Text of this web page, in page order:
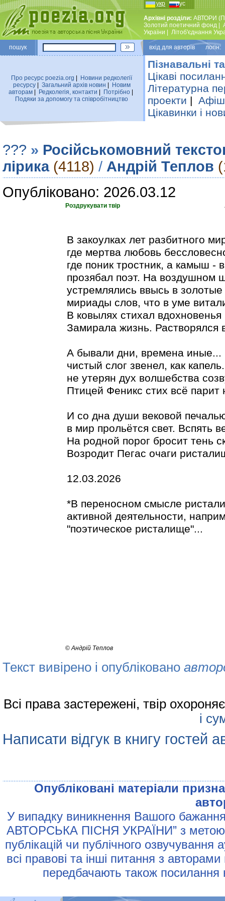
укр рус
Архівні розділи: АВТОРИ
Золотий поетичний фонд
України
Лiтоб'єднання
пошук вхiд для авторiв логін:
Про ресурс poezia.org
Новини редколегiї
ресурсу| Загальний архiв новин
Новим
авторам
Редколегiя, контакти Потрiбно
Подяки за допомогу та співробітництво
Пізнавальні
Цікаві
Літературна
проекти |
Цікавинки і
??? » Російськомовний
лірика (4118) / Андрій Теплов
Опубліковано: 2026.03.12
Роздрукувати твір
В закоулках лет разбитного
где мертва любовь
где поник тростник, а камыш -
прозябал поэт. На воздушном
устремлялись ввысь в
мириады слов, что в уме
В ковылях стихал вдохновенья
Замирала жизнь. Растворялся
А бывали дни, времена иные...
чистый слог звенел, как
не утерян дух волшебства
Птицей Феникс стих всё парит
И со дна души вековой
в мир прольётся свет. Вспять
На родной порог бросит тень
Возродит Пегас очаги
12.03.2026
*В переносном смысле
активной деятельности,
"поэтическое ристалище"...
©Андрій Теплов
Текст вивірено і опубліковано
Всі права застережені, твір
і
Написати відгук в книгу гостей
Опублiкованi матерiали
У випадку виникнення Вашого
АВТОРСЬКА ПIСНЯ УКРАЇНИ” з метою
публiкацiй чи публiчного
всi правовi та iншi питання з
передбачають також